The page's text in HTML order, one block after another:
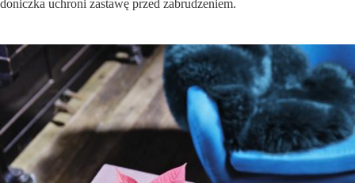
doniczka uchroni zastawę przed zabrudzeniem.